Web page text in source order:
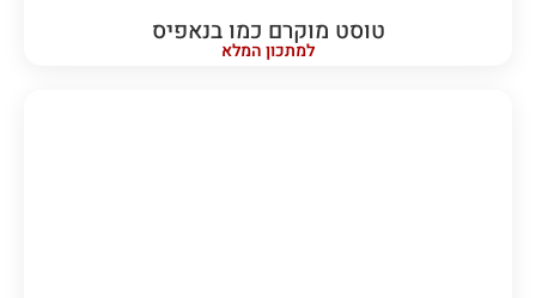
טוסט מוקרם כמו בנאפיס
למתכון המלא